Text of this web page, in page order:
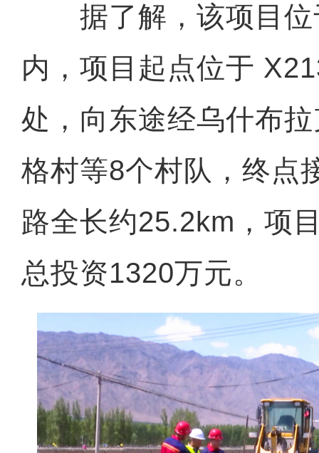
据了解，该项目位
内，项目起点位于
处，向东途经乌什布
格村等8个村队，终点
路全长约25.2km，项
总投资1320万元。